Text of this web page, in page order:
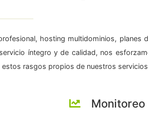
hosting multidominios, planes
íntegro y de calidad, nos
rasgos propios de nuestros
Monitoreo